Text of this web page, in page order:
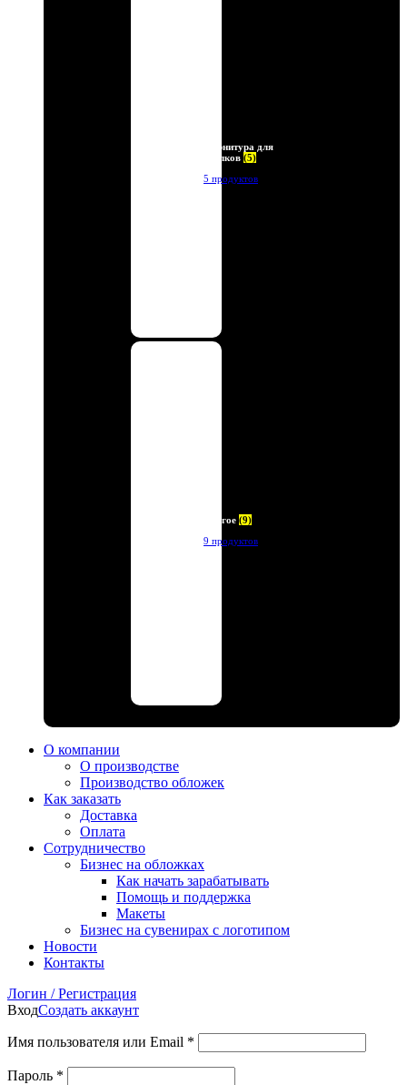
Фурнитура для
брелков (5)
5 продуктов
Другое (9)
9 продуктов
О компании
О производстве
Производство обложек
Как заказать
Доставка
Оплата
Сотрудничество
Бизнес на обложках
Как начать зарабатывать
Помощь и поддержка
Макеты
Бизнес на сувенирах с логотипом
Новости
Контакты
Логин / Регистрация
ВходСоздать аккаунт
Имя пользователя или Email *
Пароль *